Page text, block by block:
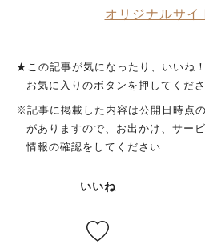
オリジナルサイ
★この記事が気になったり、いいね
お気に入りのボタンを押してくださ
※記事に掲載した内容は公開日時点
がありますので、お出かけ、サー
情報の確認をしてください
いいね